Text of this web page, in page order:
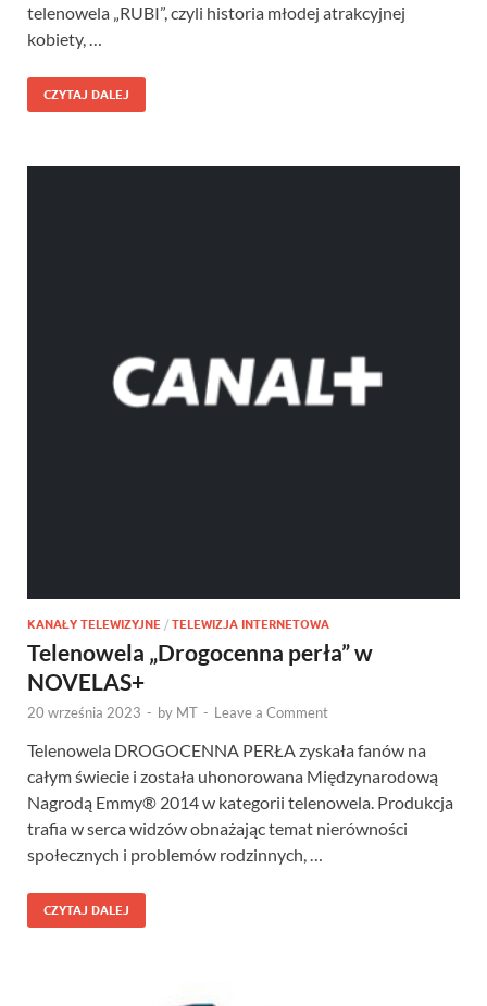
telenowela „RUBI”, czyli historia młodej atrakcyjnej
kobiety, …
CZYTAJ DALEJ
KANAŁY TELEWIZYJNE / TELEWIZJA INTERNETOWA
Telenowela „Drogocenna perła” w
NOVELAS+
20 września 2023 - by MT - Leave a Comment
Telenowela DROGOCENNA PERŁA zyskała fanów na
całym świecie i została uhonorowana Międzynarodową
Nagrodą Emmy® 2014 w kategorii telenowela. Produkcja
trafia w serca widzów obnażając temat nierówności
społecznych i problemów rodzinnych, …
CZYTAJ DALEJ